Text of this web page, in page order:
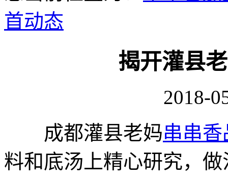
首动态
揭开灌县
2018-
成都灌县老妈串串
料和底汤上精心研究，